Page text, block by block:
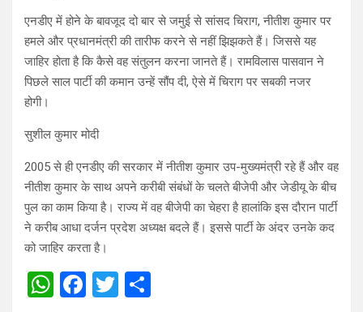
एनडीए में होने के बावजूद दो बार से जमुई से सांसद चिराग, नीतीश कुमार पर
हमले और प्रधानमंत्री की तारीफ करने से नहीं झिझकते हैं। जिससे यह
जाहिर होता है कि कैसे वह संतुलन करना जानते हैं। रामविलास पासवान ने
पिछले साल पार्टी की कमान उन्हें सौंप दी, ऐसे में चिराग पर सबकी नजर
होगी।
सुशील कुमार मोदी
2005 से ही एनडीए की सरकार में नीतीश कुमार उप-मुख्यमंत्री रहे हैं और वह
नीतीश कुमार के साथ अपने करीबी संबंधों के चलते बीजेपी और जेडीयू के बीच
पुल का काम किया है। राज्य में वह बीजेपी का चेहरा है हालांकि इस दौरान पार्टी
ने करीब आधा दर्जन प्रदेश अध्यक्ष बदले हैं। इससे पार्टी के अंदर उनके कद
को जाहिर करता है।
W F
T